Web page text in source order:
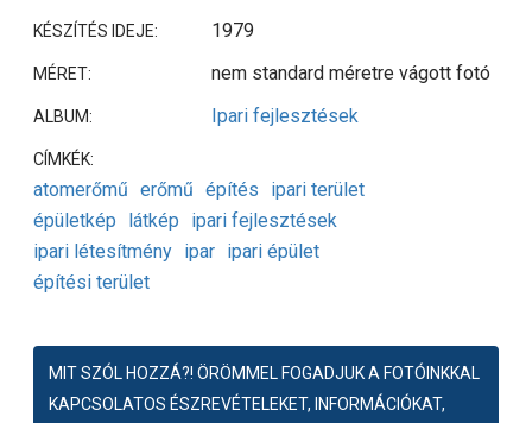
KÉSZÍTÉS IDEJE: 1979
MÉRET: nem standard méretre vágott fotó
ALBUM: Ipari fejlesztések
CÍMKÉK:
atomerőmű erőmű építés
ipari terület
épületkép
látkép
ipari fejlesztések
ipari létesítmény ipar ipari épület
építési terület
MIT SZÓL HOZZÁ?! ÖRÖMMEL FOGADJUK A FOTÓINKKAL
KAPCSOLATOS ÉSZREVÉTELEKET, INFORMÁCIÓKAT,